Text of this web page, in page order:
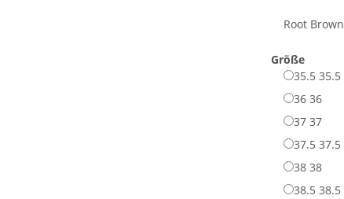
Root Brown
Größe
35.5 35.5
36 36
37 37
37.5 37.5
38 38
38.5 38.5